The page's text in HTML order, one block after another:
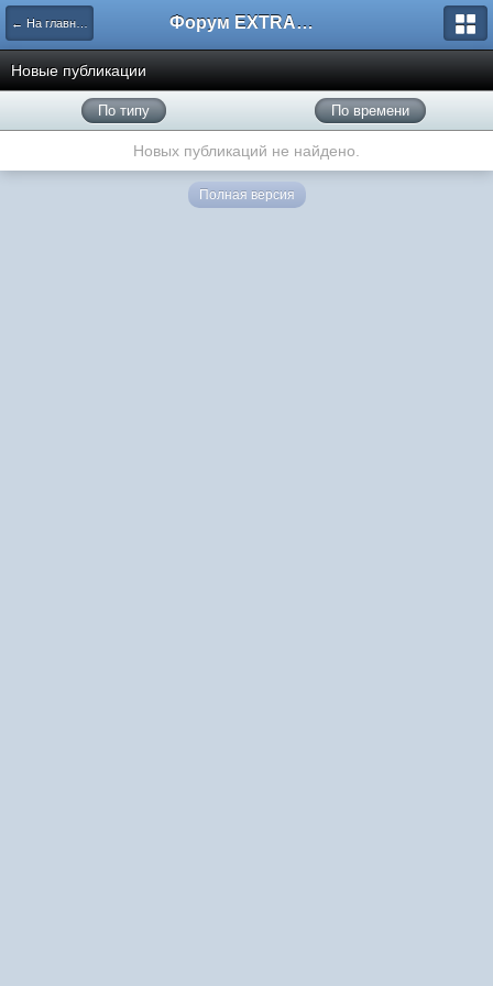
← На главную Форум EXTRACTOR.ru
Новые публикации
По типу По времени
Новых публикаций не найдено.
Полная версия